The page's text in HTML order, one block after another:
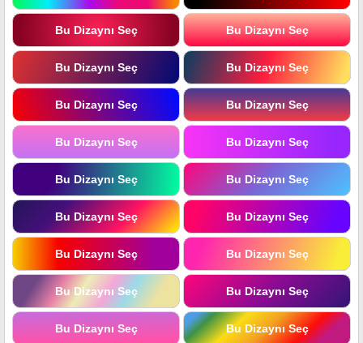
Bu Dizaynı Seç Bu Dizaynı Seç
Bu Dizaynı Seç Bu Dizaynı Seç
Bu Dizaynı Seç Bu Dizaynı Seç
Bu Dizaynı Seç Bu Dizaynı Seç
Bu Dizaynı Seç Bu Dizaynı Seç
Bu Dizaynı Seç Bu Dizaynı Seç
Bu Dizaynı Seç Bu Dizaynı Seç
Bu Dizaynı Seç Bu Dizaynı Seç
Bu Dizaynı Seç Bu Dizaynı Seç